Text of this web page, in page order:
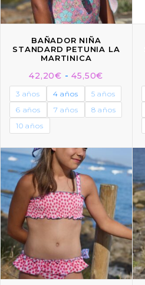
BAÑADOR NIÑA
STANDARD PETUNIA LA
MARTINICA
42,20€ - 45,50€
3 años 4 años
5 años
6 años
7 años
8 años
10 años